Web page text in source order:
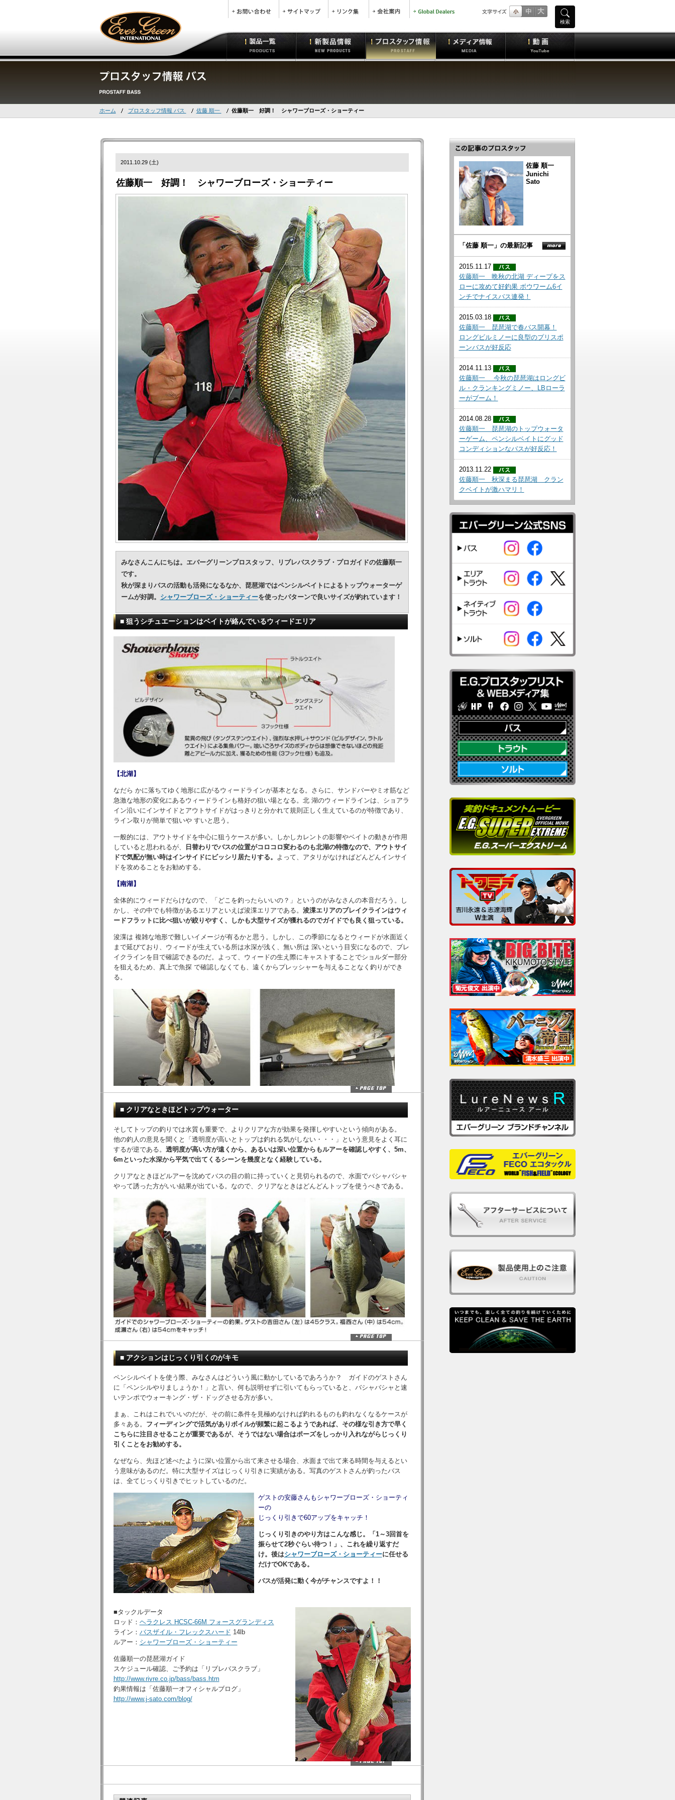
検索
ホーム プロスタッフ情報 バス 佐藤 順一 佐藤順一 好調！ シャワーブローズ・ショーティー
2011.10.29 (土)
佐藤順一 好調！ シャワーブローズ・ショーティー
みなさんこんにちは。エバーグリーンプロスタッフ、リブレバスクラブ・プロガイドの佐藤順一
です。
秋が深まりバスの活動も活発になるなか、琵琶湖ではペンシルベイトによるトップウォーターゲ
ームが好調。 シャワーブローズ・ショーティーを使ったパターンで良いサイズが釣れています！
■ 狙うシチュエーションはベイトが絡んでいるウィードエリア
【北湖】
なだら かに落ちてゆく地形に広がるウィードラインが基本となる。さらに、サンドバーやミオ筋など
急激な地形の変化にあるウィードラインも格好の狙い場となる。北 湖のウィードラインは、ショアラ
イン沿いにインサイドとアウトサイドがはっきりと分かれて規則正しく生えているのが特徴であり、
ライン取りが簡単で狙いや すいと思う。
一般的には、アウトサイドを中心に狙うケースが多い。しかしカレントの影響やベイトの動きが作用
していると思われるが、
日替わりでバスの位置がコロコロ変わるのも北湖の特徴なので、アウトサイ
ドで気配が無い時はインサイドにビッシリ居たりする。
よって、アタリがなければどんどんインサイ
ドを攻めることをお勧めする。
【南湖】
全体的にウィードだらけなので、「どこを釣ったらいいの？」というのがみなさんの本音だろう。し
かし、その中でも特徴があるエリアといえば浚渫エリアである。 浚渫エリアのブレイクラインはウィ
ードフラットに比べ狙いが絞りやすく、しかも大型サイズが獲れるのでガイドでも良く狙っている。
浚渫は 複雑な地形で難しいイメージが有るかと思う。しかし、この季節になるとウィードが水面近く
まで延びており、ウィードが生えている所は水深が浅く、無い所は 深いという目安になるので、ブレ
イクラインを目で確認できるのだ。よって、ウィードの生え際にキャストすることでショルダー部分
を狙えるため、真上で魚探 で確認しなくても、遠くからプレッシャーを与えることなく釣りができ
る。
■ クリアなときほどトップウォーター
そしてトップの釣りでは水質も重要で、よりクリアな方が効果を発揮しやすいという傾向がある。
他の釣人の意見を聞くと「透明度が高いとトップは釣れる気がしない・・・」という意見をよく耳に
するが逆である。 透明度が高い方が遠くから、あるいは深い位置からもルアーを確認しやすく、5m、
6mといった水深から平気で出てくるシーンを幾度となく経験している。
クリアなときほどルアーを沈めてバスの目の前に持っていくと見切られるので、水面でバシャバシャ
やって誘った方がいい結果が出ている。なので、クリアなときはどんどんトップを使うべきである。
■ アクションはじっくり引くのがキモ
ペンシルベイトを使う際、みなさんはどういう風に動かしているであろうか？ ガイドのゲストさん
に「ペンシルやりましょうか！」と言い、何も説明せずに引いてもらっていると、バシャバシャと速
いテンポでウォーキング・ザ・ドッグさせる方が多い。
まぁ、これはこれでいいのだが、その前に条件を見極めなければ釣れるものも釣れなくなるケースが
多々ある。 フィーディングで活気がありボイルが頻繁に起こるようであれば、その様な引き方で早く
こちらに注目させることが重要であるが、そうではない場合はポーズをしっかり入れながらじっくり
引くことをお勧めする。
なぜなら、先ほど述べたように深い位置から出て来させる場合、水面まで出て来る時間を与えるとい
う意味があるのだ。特に大型サイズはじっくり引きに実績がある。写真のゲストさんが釣ったバス
は、全てじっくり引きでヒットしているのだ。
ゲストの安藤さんもシャワーブローズ・ショーティ
ーの
じっくり引きで60アップをキャッチ！
じっくり引きのやり方はこんな感じ。「1～3回首を
振らせて2秒ぐらい待つ！」、これを繰り返すだ
け。後はシャワーブローズ・ショーティーに任せる
だけでOKである。
バスが活発に動く今がチャンスですよ！！
■タックルデータ
ロッド： ヘラクレス HCSC-66M フォースグランディス
ライン： バスザイル・フレックスハード 14lb
ルアー： シャワーブローズ・ショーティー
佐藤順一の琵琶湖ガイド
スケジュール確認、ご予約は「リブレバスクラブ」
http://www.rivre.co.jp/bass/bass.htm
釣果情報は「佐藤順一オフィシャルブログ」
http://www.j-sato.com/blog/
佐藤 順一
Junichi
Sato
「佐藤 順一」の最新記事
2015.11.17
佐藤順一 晩秋の北湖 ディープをス
ローに攻めて好釣果 ボウワーム6イ
ンチでナイスバス連発！
2015.03.18
佐藤順一 琵琶湖で春バス開幕！
ロングビルミノーに良型のプリスポ
ーンバスが好反応
2014.11.13
佐藤順一 今秋の琵琶湖はロングビ
ル・クランキングミノー、LBローラ
ーがブーム！
2014.08.28
佐藤順一 琵琶湖のトップウォータ
ーゲーム、ペンシルベイトにグッド
コンディションなバスが好反応！
2013.11.22
佐藤順一 秋深まる琵琶湖 クラン
クベイトが激ハマリ！